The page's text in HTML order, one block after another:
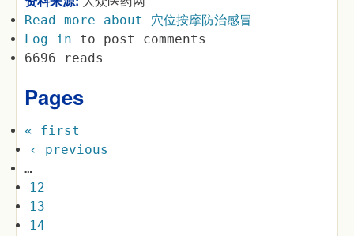
Read more about 穴位按摩防治感冒
Log in to post comments
6696 reads
Pages
« first
‹ previous
…
12
13
14